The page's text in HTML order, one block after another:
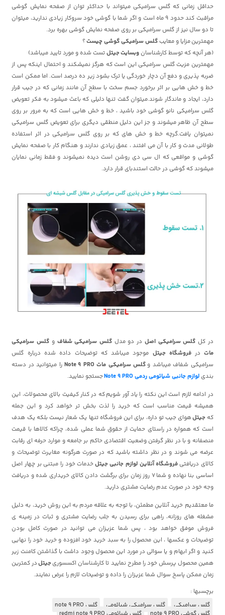
حداقل زمانی که گلس سرامیکی میتواند با حداکثر توان از صفحه نمایش گوشی
مراقبت کند حدود 9 ماه است و اگر شما با گوشی خود سروکار زیادی ندارید، میتوان
تا دو سال نیز از گلس سرامیکی بر روی صفحه نمایش گوشی بهره برد.
مهمترین مزایا و معایب گلس سرامیکی گوشی چیست؟
(هر آنچه که توسط کارشناسانوبسایت جیتلتست شده و مورد تایید میباشد)
مهمترین مزیت گلس سرامیکی این است که هرگز نمیشکند و احتمال اینکه پس از
ضربه پذیری و دفع آن دچار خوردگی یا ترک بشود زیر ده درصد است. اما ممکن است
خط و خش هایی بر اثر برخورد جسم سخت با سطح آن مانند زمانی که در جیب قرار
دارد، ایجاد و ماندگار شوند.میتوان گفت تنها دلیلی که باعث میشود به فکر تعویض
گلس سرامیکی نانو گوشی خود باشید ، خط و خش هایی است که به مرور بر روی
سطح آن ظاهر میشوند و جز این دلیل منطقی دیگری برای تعویض گلس سرامیکی
نمیتوان یافت.گرچه خط و خش های که بر روی گلس سرامیکی در اثر استفاده
طولانی مدت و کار با آن می افتند ، عمق زیادی ندارند و هنگام کار با صفحه نمایش
گوشی و مواقعی که ال سی دی روشن است دیده نمیشوند و فقط زمانی نمایان
میشوند که گوشی در حالت استندبای قرار دارد.
در کل گلس سرامیکی اصل در دو مدلگلس سرامیکی شفاف و گلس سرامیکی
مات در فروشگاه جیتل موجود میباشد که توضیحات داده شده درباره گلس
سرامیکی شفاف میباشد و گلس سرامیکی مات Note 9 PRO
را میتوانید در دسته
بندیلوازم جانبی شیائومی ردمی Note 9 PRO
جستجو نمایید.
در ادامه لازم است این نکته را یاد آور شویم که در کنار کیفیت بالای محصولات، این
همیشه قیمت مناسب است که خرید را لذت بخش تر خواهد کرد و این جمله
که جیتلهوای جیب تو داره، برای این فروشگاه تنها یک شعار نیست بلکه یک هدف
است که همواره در راستای حمایت از حقوق شما عملی شده، چراکه کالاها با قیمت
منصفانه و با در نظر گرفتن وضعیت اقتصادی حاکم بر جامعه و موارد حرفه ای رقابت
عرضه می شوند و در نظر داشته باشید که در صورت هرگونه مغایرت توضیحات و
کالای دریافتی فروشگاه آنلاین لوازم جانبی جیتلخدمات خود را مبتنی بر چهار اصل
اساسی بنا نهاده و شما 7 روز زمان برای برگشت دادن کالای خریداری شده و دریافت
وجه خود در صورت عدم رضایت مشتری دارید.
ما معتقدیم خرید آنلاین مطمئن، با توجه به علاقه مردم به این روش خرید، به دلیل
مشغله های روزانه، راهی برای رسیدن به جلب رضایت مشتری و ثبات در زمینه ی
فروش موفق خواهد بود ، پس شما عزیزان می توانید در صورت کامل بودن
توضیحات و عکسها ، این محصول را به سبد خرید خود افزوده و خرید خود را نهایی
کنید و اگر ابهام و یا سوالی در مورد این محصول وجود داشت با گذاشتن کامنت زیر
همین محصول پرسش خود را مطرح نمایید تا کارشناسان اکسسوریجیتلدر کمترین
زمان ممکن پاسخ سوال شما عزیزان را داده و توضیحات لازم را عرض نمایند.
برچسبها :
گلس سرامیکی
گلس سرامیکی شیائومی
گلس note 9 PRO